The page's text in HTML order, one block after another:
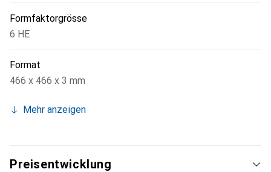
Formfaktorgrösse
6 HE
Format
466 x 466 x 3 mm
Mehr anzeigen
Preisentwicklung